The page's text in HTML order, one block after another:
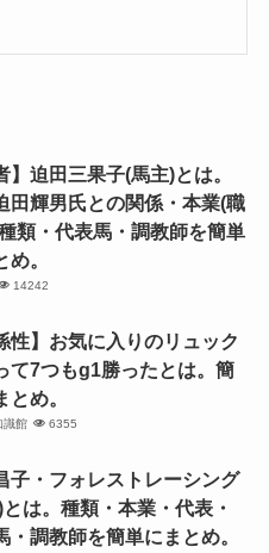
】迫田三果子(馬主)とは。
田輝男氏との関係・本業(職
類・代表馬・調教師を簡単
め。
14242
性】お気に入りのリュック
て7つもg1勝ったとは。簡
とめ。
識館 6355
子・フォレストレーシング
は。種類・本業・代表・
・調教師を簡単にまとめ。